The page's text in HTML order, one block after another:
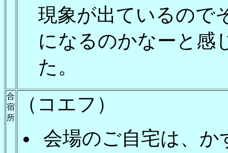
現象が出ているので
になるのかなーと感
合
宿
所
（コエフ）
会場のご自宅は、